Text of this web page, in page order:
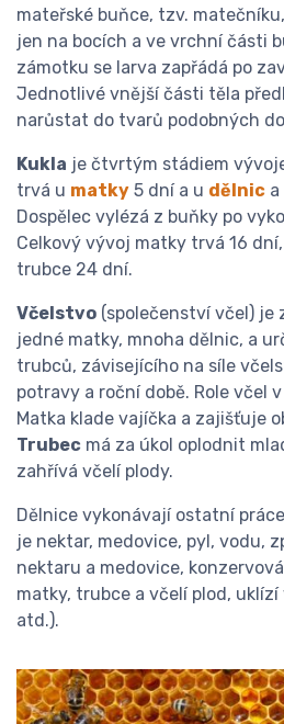
mateřské buňce, tzv.
jen na bocích a ve vrchní části
zámotku se larva zapřádá po
Jednotlivé vnější části těla
narůstat do tvarů podobných
Kukla je čtvrtým stádiem
trvá u matky 5 dní a u dělnic a
Dospělec vylézá z buňky po
Celkový vývoj matky trvá 16
trubce 24 dní.
Včelstvo (společenství včel) je
jedné matky, mnoha dělnic, a
trubců, závisejícího na síle
potravy a roční době. Role včel
Matka klade vajíčka a zajišťuje
Trubec má za úkol oplodnit
zahřívá včelí plody.
Dělnice vykonávají ostatní
je nektar, medovice, pyl, vodu,
nektaru a medovice,
matky, trubce a včelí plod,
atd.).